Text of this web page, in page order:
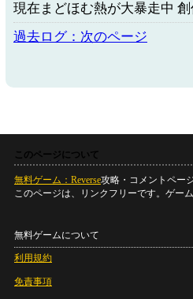
現在まどほむ熱が大暴走中
過去ログ：次のページ
このページについて
無料ゲーム：Reverse攻略・コメントペー
このページは、リンクフリーです。ゲー
無料ゲームについて
利用規約
免責事項